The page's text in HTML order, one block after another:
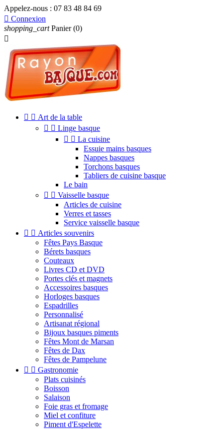
Appelez-nous : 07 83 48 84 69
 Connexion
shopping_cart Panier (0)

  Art de la table
  Linge basque
  La cuisine
Essuie mains basques
Nappes basques
Torchons basques
Tabliers de cuisine basque
Le bain
  Vaisselle basque
Articles de cuisine
Verres et tasses
Service vaisselle basque
  Articles souvenirs
Fêtes Pays Basque
Bérets basques
Couteaux
Livres CD et DVD
Portes clés et magnets
Accessoires basques
Horloges basques
Espadrilles
Personnalisé
Artisanat régional
Bijoux basques piments
Fêtes Mont de Marsan
Fêtes de Dax
Fêtes de Pampelune
  Gastronomie
Plats cuisinés
Boisson
Salaison
Foie gras et fromage
Miel et confiture
Piment d'Espelette